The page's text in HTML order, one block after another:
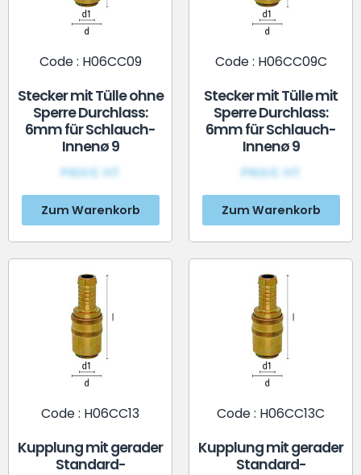
Code : H06CC09
Stecker mit Tülle ohne
Sperre Durchlass:
6mm für Schlauch-
Innenø 9
PRIX€ HT
Zum Warenkorb
Code : H06CC09C
Stecker mit Tülle mit
Sperre Durchlass:
6mm für Schlauch-
Innenø 9
PRIX€ HT
Zum Warenkorb
Code : H06CC13
Kupplung mit gerader
Standard-
Code : H06CC13C
Kupplung mit gerader
Standard-